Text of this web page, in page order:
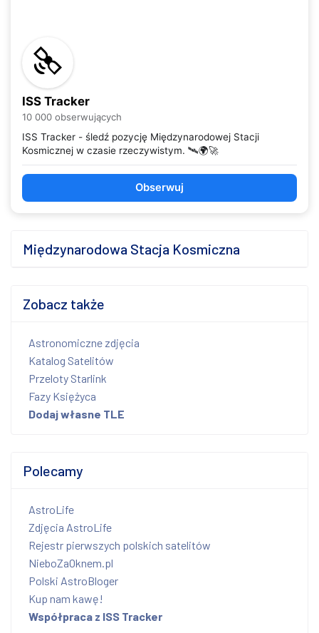
ISS Tracker
10 000 obserwujących
ISS Tracker - śledź pozycję Międzynarodowej Stacji
Kosmicznej w czasie rzeczywistym. 🛰️🌍🚀
Obserwuj
Międzynarodowa Stacja Kosmiczna
Zobacz także
Astronomiczne zdjęcia
Katalog Satelitów
Przeloty Starlink
Fazy Księżyca
Dodaj własne TLE
Polecamy
AstroLife
Zdjęcia AstroLife
Rejestr pierwszych polskich satelitów
NieboZaOknem.pl
Polski AstroBloger
Kup nam kawę!
Współpraca z ISS Tracker